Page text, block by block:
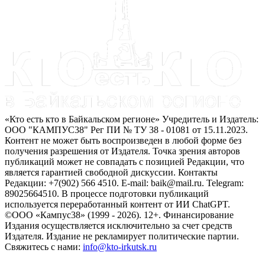
«Кто есть кто в Байкальском регионе» Учредитель и Издатель:
ООО "КАМПУС38" Рег ПИ № ТУ 38 - 01081 от 15.11.2023.
Контент не может быть воспроизведен в любой форме без
получения разрешения от Издателя. Точка зрения авторов
публикаций может не совпадать с позицией Редакции, что
является гарантией свободной дискуссии. Контакты
Редакции: +7(902) 566 4510. E-mail: baik@mail.ru. Telegram:
89025664510. В процессе подготовки публикаций
используется переработанный контент от ИИ ChatGPT.
©ООО «Кампус38» (1999 - 2026). 12+. Финансирование
Издания осуществляется исключительно за счет средств
Издателя. Издание не рекламирует политические партии.
Свяжитесь с нами: info@kto-irkutsk.ru